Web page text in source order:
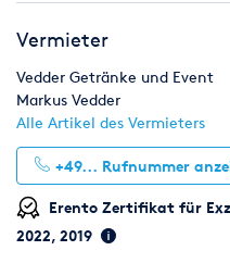
Zelte & Zeltsysteme
Vermieter
Vedder Getränke und Event
Markus Vedder
Alle Artikel des Vermieters
+49... Rufnummer
Erento Zertifikat für
2022, 2019